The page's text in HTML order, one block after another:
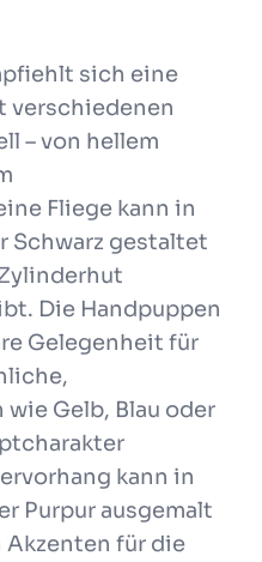
sich eine
verschiedenen
– von hellem
Fliege kann in
Schwarz gestaltet
Die Handpuppen
Gelegenheit für
Gelb, Blau oder
kann in
Purpur ausgemalt
für die